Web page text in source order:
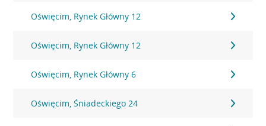
Oświęcim, Rynek Główny 12
Oświęcim, Rynek Główny 12
Oświęcim, Rynek Główny 6
Oświęcim, Śniadeckiego 24